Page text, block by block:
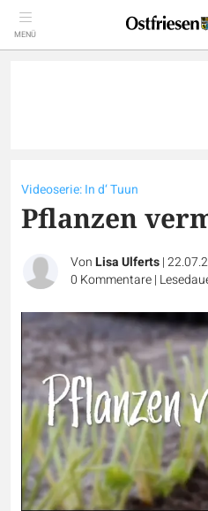
MENÜ
Videoserie: In d‘ Tuun
Pflanzen
VonLisa Ulferts|
0 Kommentare|